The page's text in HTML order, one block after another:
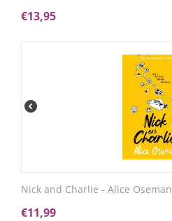
€13,95
Nick and Charlie - Alice Oseman
€11,99